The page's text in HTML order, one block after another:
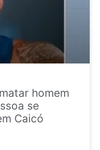
homem
se
Caicó